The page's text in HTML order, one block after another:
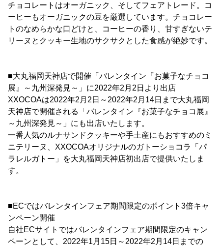
チョコレートはオーガニック、そしてフェアトレード。コ
ーヒーもオーガニックの豆を厳選しています。チョコレー
トのなめらかな口どけと、コーヒーの香り、甘すぎないテ
リーヌとクッキー生地のサクサクとした食感が絶妙です。
■大丸福岡天神店で開催「バレンタイン『お菓子なチョコ
展』～九州深発見～」に2022年2月2日より出店
XXOCOAは2022年2月2日～2022年2月14日まで大丸福岡
天神店で開催される「バレンタイン『お菓子なチョコ展』
～九州深発見～」にも出店いたします。
一番人気のルナサンドクッキーや手土産にもおすすめのミ
ニテリーヌ、XXOCOAオリジナルのガトーショコラ「パ
ラレルガトー」を大丸福岡天神店初出店で提供いたしま
す。
■ECではバレンタインフェア期間限定のポイント3倍キャ
ンペーン開催
自社ECサイトではバレンタインフェア期間限定のキャン
ペーンとして、2022年1月15日～2022年2月14日までの